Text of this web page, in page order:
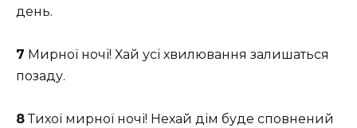
день.
7 Мирної ночі! Хай усі хвилювання залишаться
позаду.
8Тихої мирної ночі! Нехай дім буде сповнений